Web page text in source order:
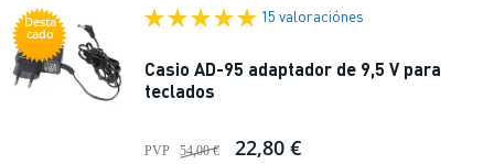
Desta
cado
15 valoraciónes
Casio AD-95 adaptador de 9,5 V para
teclados
PVP 54,00 € 22,80 €